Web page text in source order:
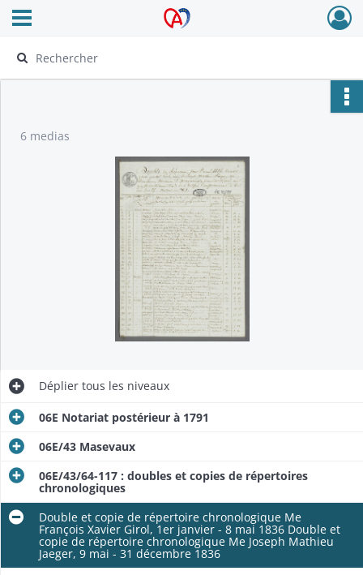
Archives Alsace - Colmar
Ouvrir le menu déroulant
6 medias
Déplier tous les niveaux
06E Notariat postérieur à 1791
06E/43 Masevaux
06E/43/64-117 : doubles et copies de répertoires
chronologiques
Double et copie de répertoire chronologique Me
François Xavier Girol, 1er janvier - 8 mai 1836 Double et
copie de répertoire chronologique Me Joseph Mathieu
Jaeger, 9 mai - 31 décembre 1836